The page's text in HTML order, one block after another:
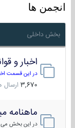
انجمن ها
بخش داخلی
اخبار و
در این قسمت
3,670 ارسال ها
ماهنامه
در این بخش می